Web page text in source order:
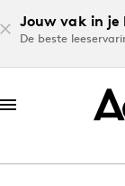
Jouw vak in je
De beste